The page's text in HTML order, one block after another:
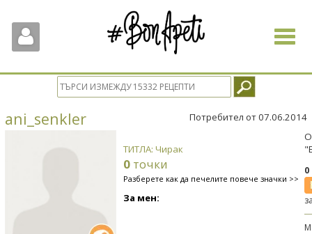
Toggle
ani_senkler Потребител от 07.06.2014
ТИТЛА: Чирак
0 точки
Разберете как да печелите повече значки >>
За мен: